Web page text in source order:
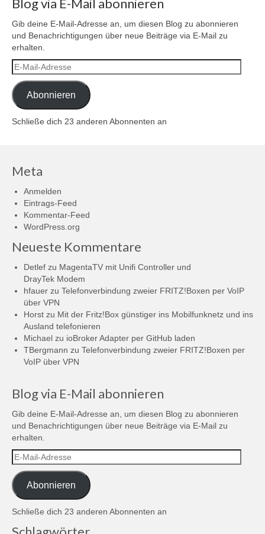
Blog via E-Mail abonnieren
Gib deine E-Mail-Adresse an, um diesen Blog zu abonnieren
und Benachrichtigungen über neue Beiträge via E-Mail zu
erhalten.
E-
Mail-
Adresse
Abonnieren
Schließe dich 23 anderen Abonnenten an
Meta
Anmelden
Eintrags-Feed
Kommentar-Feed
WordPress.org
Neueste Kommentare
Detlef zu MagentaTV mit Unifi Controller und
DrayTek Modem
hfauer zu Telefonverbindung zweier FRITZ!Boxen per VoIP
über VPN
Horst zu Mit der Fritz!Box günstiger ins Mobilfunknetz und ins
Ausland telefonieren
Michael zu ioBroker Adapter per GitHub laden
TBergmann zu Telefonverbindung zweier FRITZ!Boxen per
VoIP über VPN
Blog via E-Mail abonnieren
Gib deine E-Mail-Adresse an, um diesen Blog zu abonnieren
und Benachrichtigungen über neue Beiträge via E-Mail zu
erhalten.
E-
Mail-
Adresse
Abonnieren
Schließe dich 23 anderen Abonnenten an